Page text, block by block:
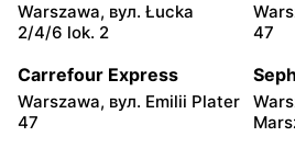
Triumph
Triumph
Warszawa, вул. Łucka
2/4/6 lok. 2
47
Carrefour Express
Warszawa, вул. Emilii Plater
47